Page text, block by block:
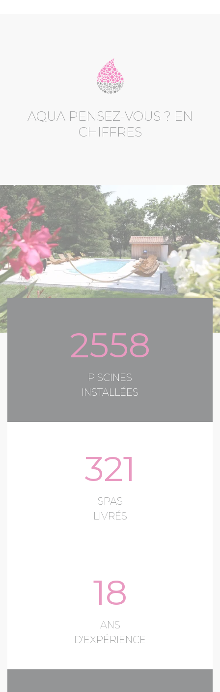
AQUA PENSEZ-VOUS ? EN
CHIFFRES
2558
PISCINES
INSTALLÉES
321
SPAS
LIVRÉS
18
ANS
D'EXPÉRIENCE